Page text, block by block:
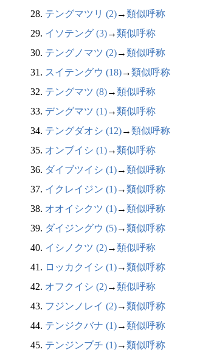
28. テングマツリ (2)→類似呼称
29. イソテング (3)→類似呼称
30. テングノマツ (2)→類似呼称
31. スイテングウ (18)→類似呼称
32. テングマツ (8)→類似呼称
33. デングマツ (1)→類似呼称
34. テングダオシ (12)→類似呼称
35. オンブイシ (1)→類似呼称
36. ダイブツイシ (1)→類似呼称
37. イクレイジン (1)→類似呼称
38. オオイシクツ (1)→類似呼称
39. ダイジングウ (5)→類似呼称
40. イシノクツ (2)→類似呼称
41. ロッカクイシ (1)→類似呼称
42. オフクイシ (2)→類似呼称
43. フジンノレイ (2)→類似呼称
44. テンジクバナ (1)→類似呼称
45. テンジンブチ (1)→類似呼称